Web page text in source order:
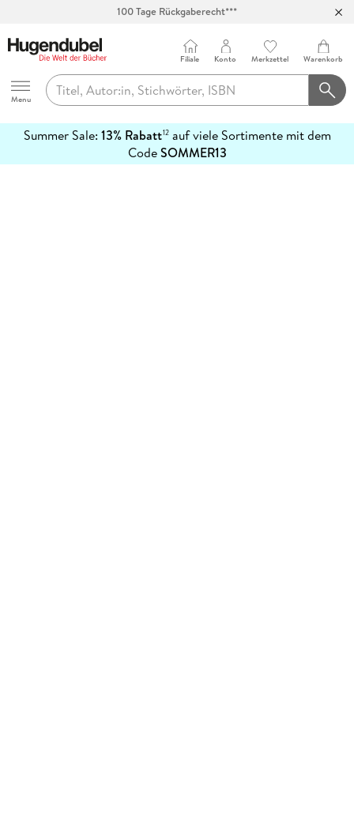
100 Tage Rückgaberecht***
Hugendubel
Menu
Filiale Konto Merkzettel Warenkorb
Summer Sale: 13% Rabatt12auf viele Sortimente mit dem
CodeSOMMER13
erfahren